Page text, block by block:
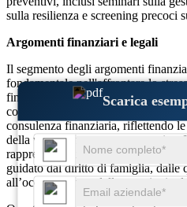
Scarica
sulla resilienza e screening precoci
Argomenti finanziari e legali
Il segmento degli argomenti
fondamentale nell'affrontare lo
finanze personali, alla gestione del
controversie legali. Circa il 32%
consulenza finanziaria, riflettendo
della vita e l’incertezza
rappresenta quasi il 34%
guidato dal diritto di famiglia, dalle
all’occupazione e dalle questioni